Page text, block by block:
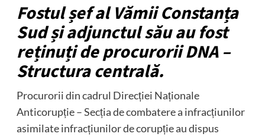
Fostul șef al Vămii Constanța
Sud și adjunctul său au fost
reținuți de procurorii DNA –
Structura centrală.
Procurorii din cadrul Direcției Naționale
Anticorupție – Secția de combatere a infracțiunilor
asimilate infracțiunilor de corupție au dispus